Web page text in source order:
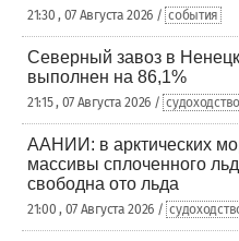
21:30 , 07 Августа 2026 / события
Северный завоз в
выполнен на 86,1%
21:15 , 07 Августа 2026 / судоходство
ААНИИ: в арктических
массивы сплоченного
свободна ото льда
21:00 , 07 Августа 2026 /